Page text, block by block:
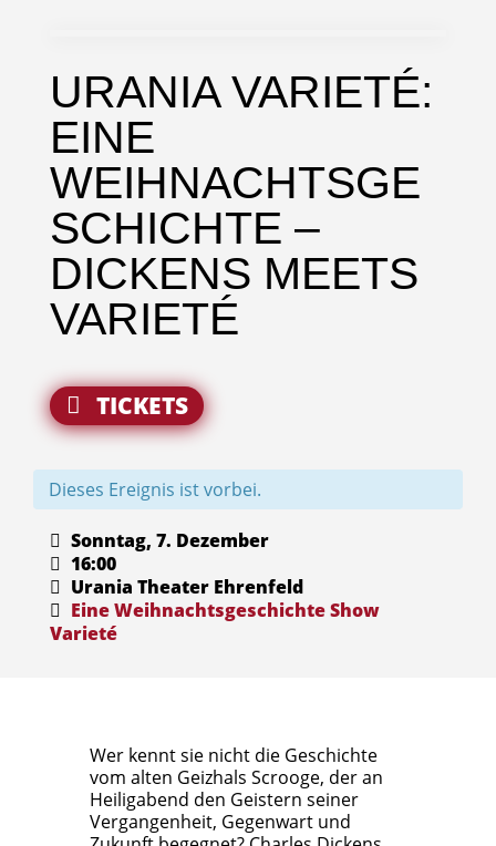
URANIA VARIETÉ:
EINE
WEIHNACHTSGE
SCHICHTE –
DICKENS MEETS
VARIETÉ
TICKETS
Dieses Ereignis ist vorbei.
Sonntag, 7. Dezember
16:00
Urania Theater Ehrenfeld
Eine WeihnachtsgeschichteShow
Varieté
Wer kennt sie nicht die Geschichte
vom alten Geizhals Scrooge, der an
Heiligabend den Geistern seiner
Vergangenheit, Gegenwart und